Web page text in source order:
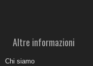
Altre informazioni
Chi siamo